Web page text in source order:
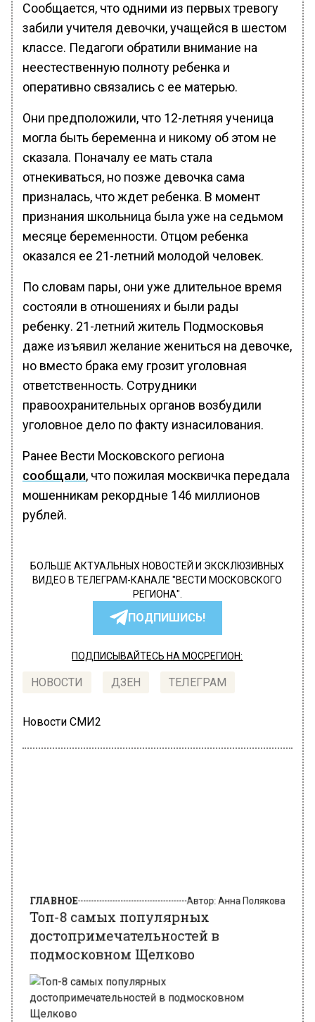
Сообщается, что одними из первых тревогу
забили учителя девочки, учащейся в шестом
классе. Педагоги обратили внимание на
неестественную полноту ребенка и
оперативно связались с ее матерью.
Они предположили, что 12-летняя ученица
могла быть беременна и никому об этом не
сказала. Поначалу ее мать стала
отнекиваться, но позже девочка сама
призналась, что ждет ребенка. В момент
признания школьница была уже на седьмом
месяце беременности. Отцом ребенка
оказался ее 21-летний молодой человек.
По словам пары, они уже длительное время
состояли в отношениях и были рады
ребенку. 21-летний житель Подмосковья
даже изъявил желание жениться на девочке,
но вместо брака ему грозит уголовная
ответственность. Сотрудники
правоохранительных органов возбудили
уголовное дело по факту изнасилования.
Ранее Вести Московского региона
сообщали, что пожилая москвичка передала
мошенникам рекордные 146 миллионов
рублей.
БОЛЬШЕ АКТУАЛЬНЫХ НОВОСТЕЙ И ЭКСКЛЮЗИВНЫХ
ВИДЕО В ТЕЛЕГРАМ-КАНАЛЕ "ВЕСТИ МОСКОВСКОГО
РЕГИОНА".
ПОДПИШИСЬ!
ПОДПИСЫВАЙТЕСЬ НА МОСРЕГИОН:
НОВОСТИ ДЗЕН ТЕЛЕГРАМ
Новости СМИ2
Фото: Агентство «Москва»/Новосильцев Артур